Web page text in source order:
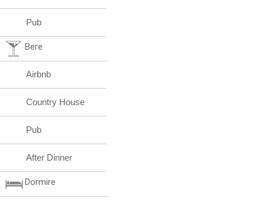
Pub
Bere
Airbnb
Country House
Pub
After Dinner
Dormire